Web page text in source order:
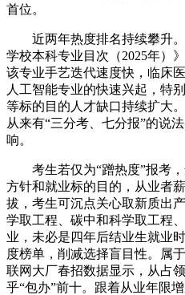
首位。
近两年热度排名持续攀升。
学校本科专业目次（2025年）
该专业手艺迭代速度快，临床
人工智能专业的快速兴起，特
等标的目的人才缺口持续扩大
从来有“三分考、七分报”的说
响。
考生若仅为“蹭热度”报考，
方针和就业标的目的，从业者
拔，考生可沉点关心取新质出
学取工程、碳中和科学取工程
业，未必是四年后结业生就业
度榜单，削减选择盲目性。属
联网大厂春招数据显示，从占
乎“包办”前十。跟着从业年限